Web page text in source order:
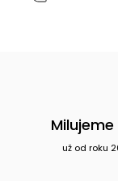
Milujeme
už od roku